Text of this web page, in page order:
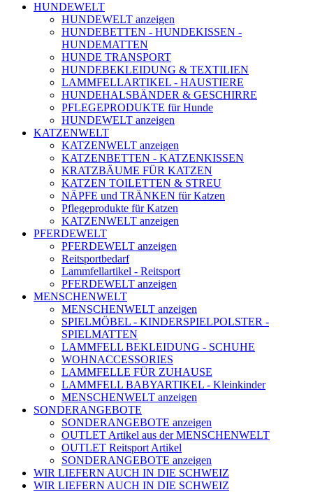
HUNDEWELT
HUNDEWELT anzeigen
HUNDEBETTEN - HUNDEKISSEN -
HUNDEMATTEN
HUNDE TRANSPORT
HUNDEBEKLEIDUNG & TEXTILIEN
LAMMFELLARTIKEL - HAUSTIERE
HUNDEHALSBÄNDER & GESCHIRRE
PFLEGEPRODUKTE für Hunde
HUNDEWELT anzeigen
KATZENWELT
KATZENWELT anzeigen
KATZENBETTEN - KATZENKISSEN
KRATZBÄUME FÜR KATZEN
KATZEN TOILETTEN & STREU
NÄPFE und TRÄNKEN für Katzen
Pflegeprodukte für Katzen
KATZENWELT anzeigen
PFERDEWELT
PFERDEWELT anzeigen
Reitsportbedarf
Lammfellartikel - Reitsport
PFERDEWELT anzeigen
MENSCHENWELT
MENSCHENWELT anzeigen
SPIELMÖBEL - KINDERSPIELPOLSTER -
SPIELMATTEN
LAMMFELL BEKLEIDUNG - SCHUHE
WOHNACCESSORIES
LAMMFELLE FÜR ZUHAUSE
LAMMFELL BABYARTIKEL - Kleinkinder
MENSCHENWELT anzeigen
SONDERANGEBOTE
SONDERANGEBOTE anzeigen
OUTLET Artikel aus der MENSCHENWELT
OUTLET Reitsport Artikel
SONDERANGEBOTE anzeigen
WIR LIEFERN AUCH IN DIE SCHWEIZ
WIR LIEFERN AUCH IN DIE SCHWEIZ